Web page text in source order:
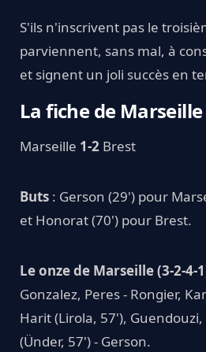
S'ils n'inscrivent pas le
parviennent, sans mal, à
et signent un joli succès en
La fiche de Marseille
Marseille 1-2 Brest
Buts : Gerson (29') pour
et Honorat (70') pour Brest.
Le onze de Marseille (3-2-4-
Gonzalez, Peres - Rongier,
Harit (Lirola, 57'),
(Ünder, 57') - Gerson.